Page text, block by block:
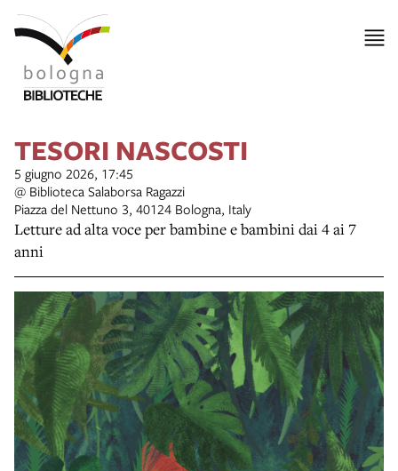
TESORI NASCOSTI
5 giugno 2026, 17:45
@ Biblioteca Salaborsa Ragazzi
Piazza del Nettuno 3, 40124 Bologna, Italy
Letture ad alta voce per bambine e bambini dai 4 ai 7
anni